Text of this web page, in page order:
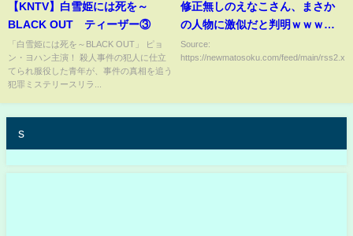
【KNTV】白雪姫には死を～
BLACK OUT ティーザー③
「白雪姫には死を～BLACK OUT」 ピョ
ン・ヨハン主演！ 殺人事件の犯人に仕立
てられ服役した青年が、事件の真相を追う
犯罪ミステリースリラ...
修正無しのえなこさん、まさか
の人物に激似だと判明ｗｗｗｗ
ｗｗｗｗｗｗ
Source:
https://newmatosoku.com/feed/main/
s